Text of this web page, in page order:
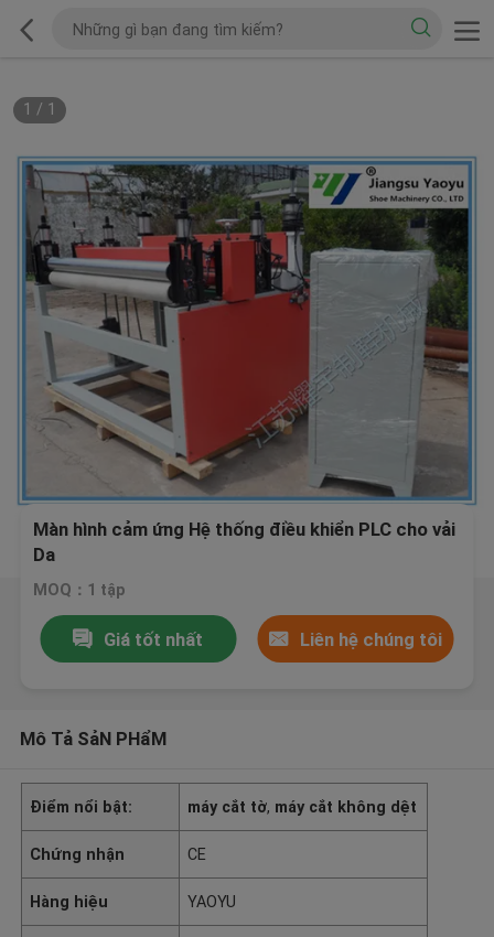
1 / 1
Màn hình cảm ứng Hệ thống điều khiển PLC cho vải
Da
MOQ：1 tập
Giá tốt nhất Liên hệ chúng tôi
Mô Tả SảN PHẩM
Điểm nổi bật: máy cắt tờ, máy cắt không dệt
Chứng nhận CE
Hàng hiệu YAOYU